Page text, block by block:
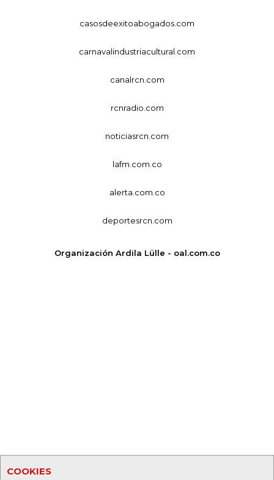
COOKIES
casosdeexitoabogados.com
carnavalindustriacultural.com
canalrcn.com
rcnradio.com
noticiasrcn.com
lafm.com.co
alerta.com.co
deportesrcn.com
Organización Ardila Lülle - oal.com.co